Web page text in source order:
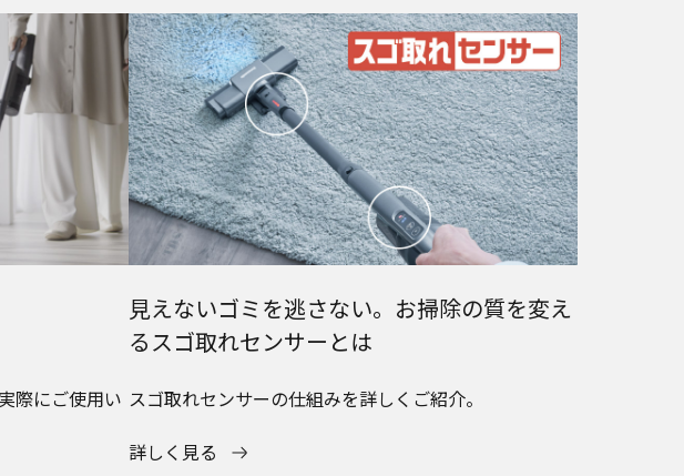
際にご使用い
見えないゴミを逃さない。お掃除の質を変え
るスゴ取れセンサーとは
スゴ取れセンサーの仕組みを詳しくご紹介。
詳しく見る